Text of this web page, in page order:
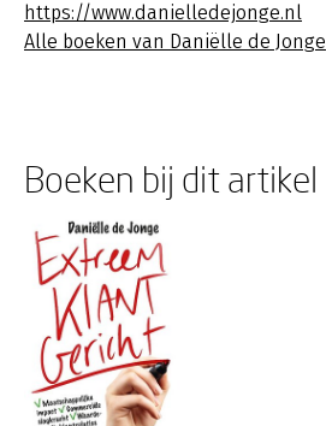
https://www.danielledejonge.nl
Alle boeken van Daniëlle de Jonge
Boeken bij dit artikel